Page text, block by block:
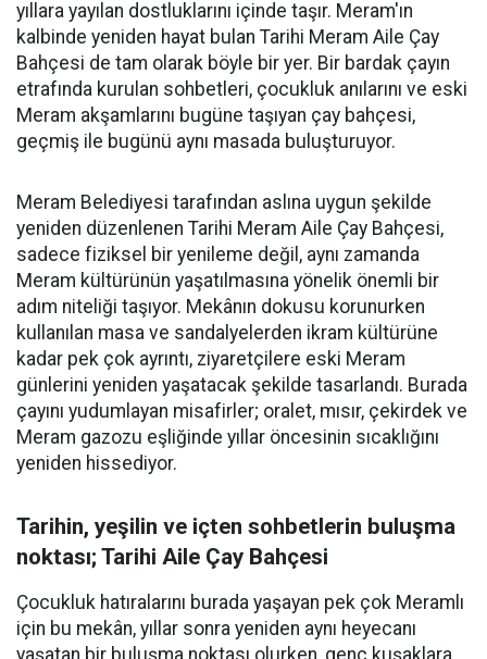
yıllara yayılan dostluklarını içinde taşır. Meram'ın
kalbinde yeniden hayat bulan Tarihi Meram Aile Çay
Bahçesi de tam olarak böyle bir yer. Bir bardak çayın
etrafında kurulan sohbetleri, çocukluk anılarını ve eski
Meram akşamlarını bugüne taşıyan çay bahçesi,
geçmiş ile bugünü aynı masada buluşturuyor.
Meram Belediyesi tarafından aslına uygun şekilde
yeniden düzenlenen Tarihi Meram Aile Çay Bahçesi,
sadece fiziksel bir yenileme değil, aynı zamanda
Meram kültürünün yaşatılmasına yönelik önemli bir
adım niteliği taşıyor. Mekânın dokusu korunurken
kullanılan masa ve sandalyelerden ikram kültürüne
kadar pek çok ayrıntı, ziyaretçilere eski Meram
günlerini yeniden yaşatacak şekilde tasarlandı. Burada
çayını yudumlayan misafirler; oralet, mısır, çekirdek ve
Meram gazozu eşliğinde yıllar öncesinin sıcaklığını
yeniden hissediyor.
Tarihin, yeşilin ve içten sohbetlerin buluşma
noktası; Tarihi Aile Çay Bahçesi
Çocukluk hatıralarını burada yaşayan pek çok Meramlı
için bu mekân, yıllar sonra yeniden aynı heyecanı
yaşatan bir buluşma noktası olurken, genç kuşaklara